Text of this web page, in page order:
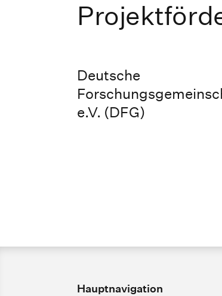
Deutsche
e.V. (DFG)
Hauptnavigation